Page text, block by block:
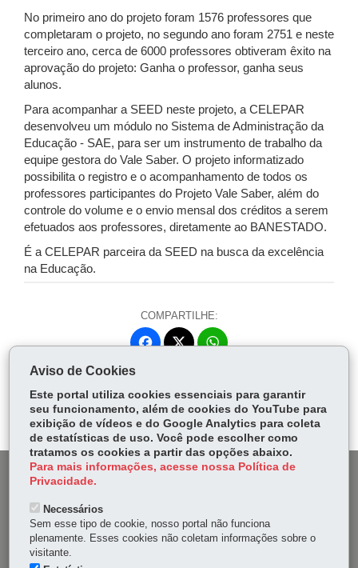
No primeiro ano do projeto foram 1576 professores que
completaram o projeto, no segundo ano foram 2751 e neste
terceiro ano, cerca de 6000 professores obtiveram êxito na
aprovação do projeto: Ganha o professor, ganha seus
alunos.
Para acompanhar a SEED neste projeto, a CELEPAR
desenvolveu um módulo no Sistema de Administração da
Educação - SAE, para ser um instrumento de trabalho da
equipe gestora do Vale Saber. O projeto informatizado
possibilita o registro e o acompanhamento de todos os
professores participantes do Projeto Vale Saber, além do
controle do volume e o envio mensal dos créditos a serem
efetuados aos professores, diretamente ao BANESTADO.
É a CELEPAR parceira da SEED na busca da excelência
na Educação.
COMPARTILHE:
Fa
ok
itt
er
W
Ap
p
DENUNCIE CORRUPÇÃO
OUVIDORIA
Aviso de Cookies
Este portal utiliza cookies essenciais para garantir
seu funcionamento, além de cookies do YouTube para
exibição de vídeos e do Google Analytics para coleta
de estatísticas de uso. Você pode escolher como
tratamos os cookies a partir das opções abaixo.
Para mais informações, acesse nossa Política de
Privacidade.
Necessários
Sem esse tipo de cookie, nosso portal não funciona
plenamente. Esses cookies não coletam informações sobre o
visitante.